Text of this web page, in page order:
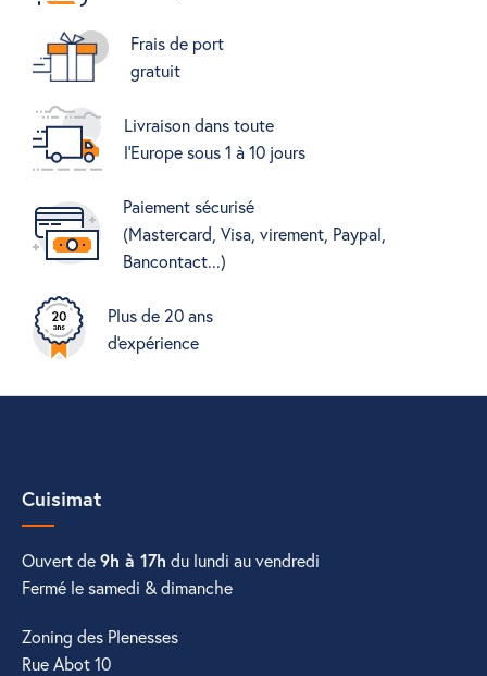
Frais de port
gratuit
Livraison dans toute
l'Europe sous 1 à 10 jours
Paiement sécurisé
(Mastercard, Visa, virement, Paypal,
Bancontact...)
Plus de 20 ans
d'expérience
Cuisimat
Ouvert de9h à 17h du lundi au vendredi
Fermé le samedi & dimanche
Zoning des Plenesses
Rue Abot 10